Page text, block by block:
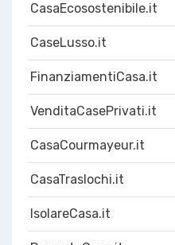
CasaEcosostenibile.it
CaseLusso.it
FinanziamentiCasa.it
VenditaCasePrivati.it
CasaCourmayeur.it
CasaTraslochi.it
IsolareCasa.it